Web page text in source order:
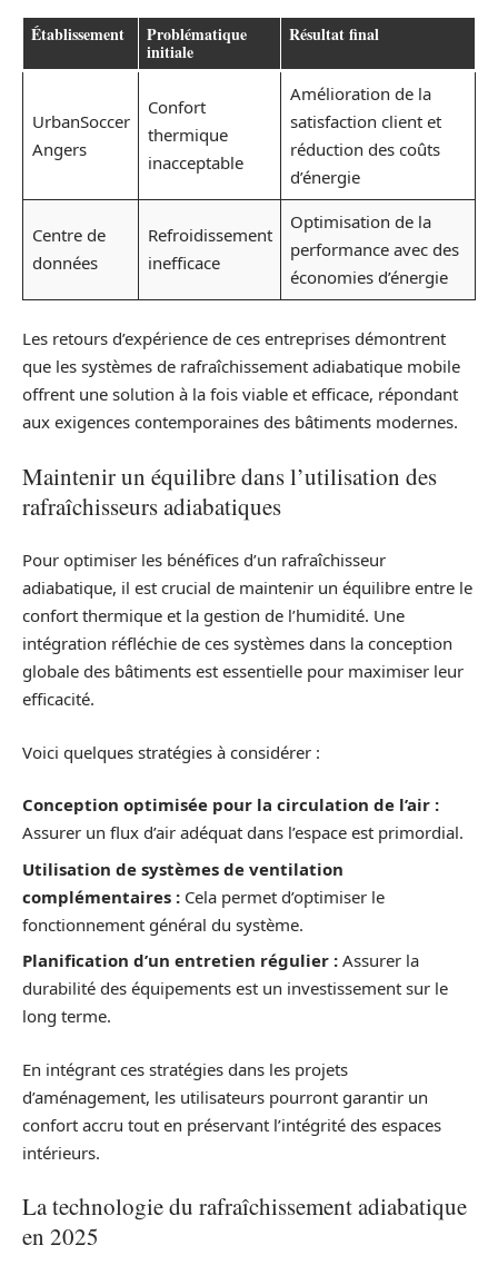
Établissement Problématique
initiale
Résultat final
UrbanSoccer
Angers
Confort
thermique
inacceptable
Amélioration de la
satisfaction client et
réduction des coûts
d’énergie
Centre de
données
Refroidissement
inefficace
Optimisation de la
performance avec des
économies d’énergie
Les retours d’expérience de ces entreprises démontrent
que les systèmes de rafraîchissement adiabatique mobile
offrent une solution à la fois viable et efficace, répondant
aux exigences contemporaines des bâtiments modernes.
Maintenir un équilibre dans l’utilisation des
rafraîchisseurs adiabatiques
Pour optimiser les bénéfices d’un rafraîchisseur
adiabatique, il est crucial de maintenir un équilibre entre le
confort thermique et la gestion de l’humidité. Une
intégration réfléchie de ces systèmes dans la conception
globale des bâtiments est essentielle pour maximiser leur
efficacité.
Voici quelques stratégies à considérer :
Conception optimisée pour la circulation de l’air :
Assurer un flux d’air adéquat dans l’espace est primordial.
Utilisation de systèmes de ventilation
complémentaires : Cela permet d’optimiser le
fonctionnement général du système.
Planification d’un entretien régulier : Assurer la
durabilité des équipements est un investissement sur le
long terme.
En intégrant ces stratégies dans les projets
d’aménagement, les utilisateurs pourront garantir un
confort accru tout en préservant l’intégrité des espaces
intérieurs.
La technologie du rafraîchissement adiabatique
en 2025